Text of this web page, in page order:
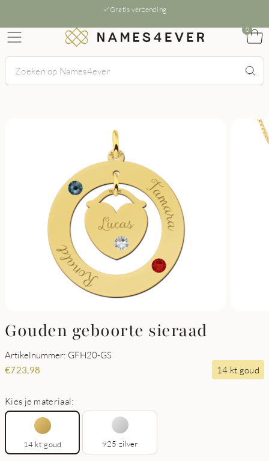
Gratis verzending
0
Gouden geboorte sieraad
Artikelnummer: GFH20-GS
€723,98 14 kt goud
Kies je materiaal:
14 kt goud 925 zilver